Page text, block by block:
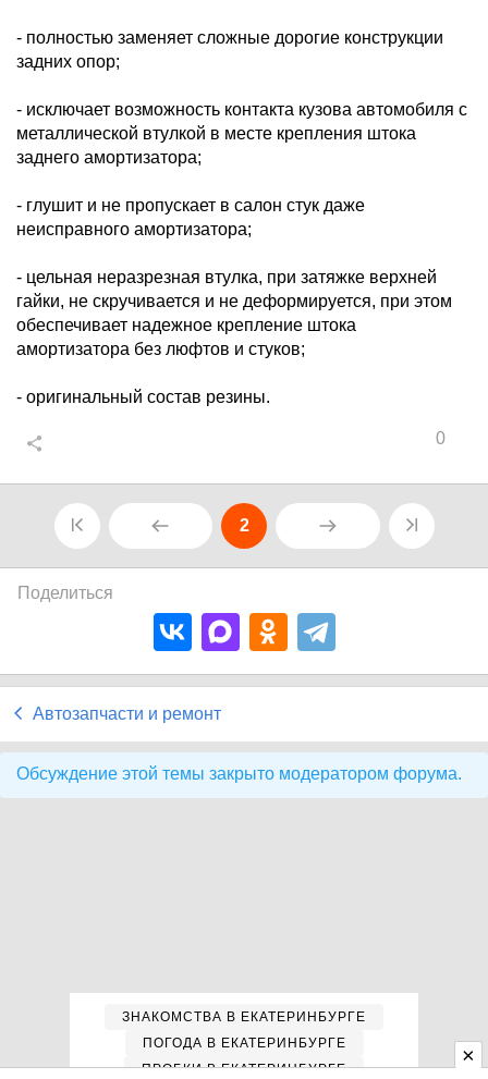
- полностью заменяет сложные дорогие конструкции
задних опор;
- исключает возможность контакта кузова автомобиля с
металлической втулкой в месте крепления штока
заднего амортизатора;
- глушит и не пропускает в салон стук даже
неисправного амортизатора;
- цельная неразрезная втулка, при затяжке верхней
гайки, не скручивается и не деформируется, при этом
обеспечивает надежное крепление штока
амортизатора без люфтов и стуков;
- оригинальный состав резины.
0
2
Поделиться
Автозапчасти и ремонт
Обсуждение этой темы закрыто модератором форума.
ЗНАКОМСТВА В ЕКАТЕРИНБУРГЕ
ПОГОДА В ЕКАТЕРИНБУРГЕ
ПРОБКИ В ЕКАТЕРИНБУРГЕ